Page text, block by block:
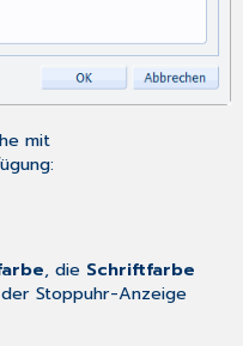
mit
, die Schriftfarbe
Stoppuhr-Anzeige